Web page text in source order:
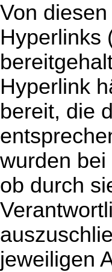
Von
Hyperlinks
Hyperlink
bereit, die
wurden
ob durch
jeweiligen